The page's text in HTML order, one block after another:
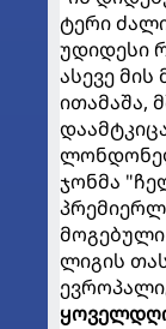
ტერი
უდიდესი
ასევე
ითამაშა,
ჯონმა
მოგებული
ლიგის